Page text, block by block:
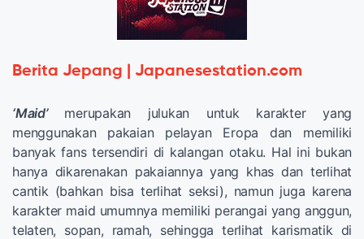
Berita Jepang | Japanesestation.com
‘Maid’merupakan julukan untuk karakter yang
menggunakan pakaian pelayan Eropa dan memiliki
banyak fans tersendiri di kalangan otaku. Hal ini bukan
hanya dikarenakan pakaiannya yang khas dan terlihat
cantik (bahkan bisa terlihat seksi), namun juga karena
karakter maid umumnya memiliki perangai yang anggun,
telaten, sopan, ramah, sehingga terlihat karismatik di